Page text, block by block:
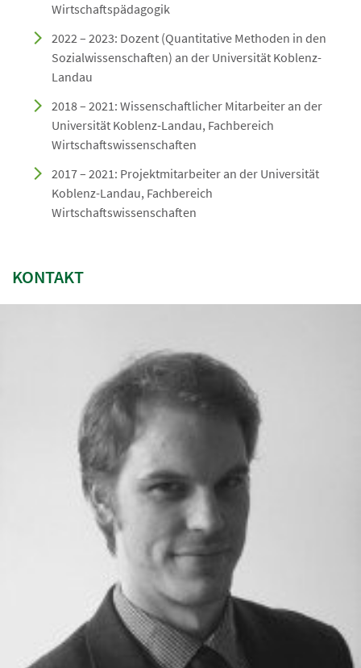
Wirtschaftspädagogik
2022 – 2023: Dozent (Quantitative Methoden in den
Sozialwissenschaften) an der Universität Koblenz-
Landau
2018 – 2021: Wissenschaftlicher Mitarbeiter an der
Universität Koblenz-Landau, Fachbereich
Wirtschaftswissenschaften
2017 – 2021: Projektmitarbeiter an der Universität
Koblenz-Landau, Fachbereich
Wirtschaftswissenschaften
KONTAKT